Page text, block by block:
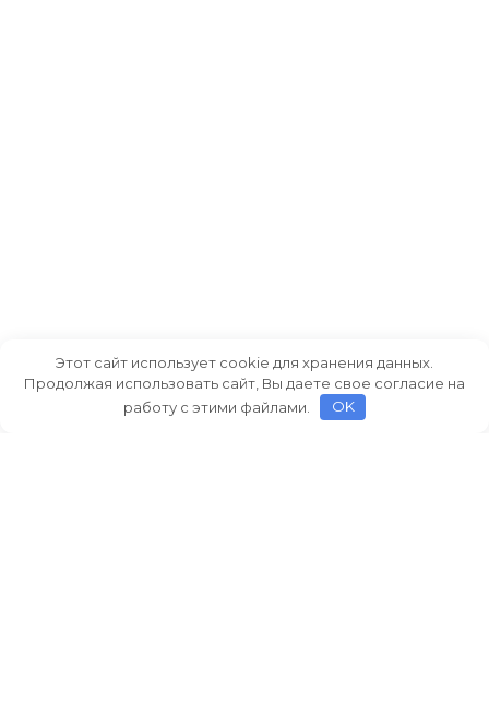
Этот сайт использует cookie для хранения данных.
Продолжая использовать сайт, Вы даете свое согласие на
работу с этими файлами.
OK